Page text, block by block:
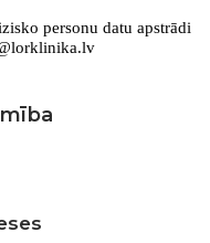
personu datu apstrādi